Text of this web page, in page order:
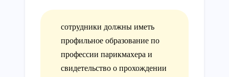
сотрудники должны иметь
профильное образование по
профессии парикмахера и
свидетельство о прохождении